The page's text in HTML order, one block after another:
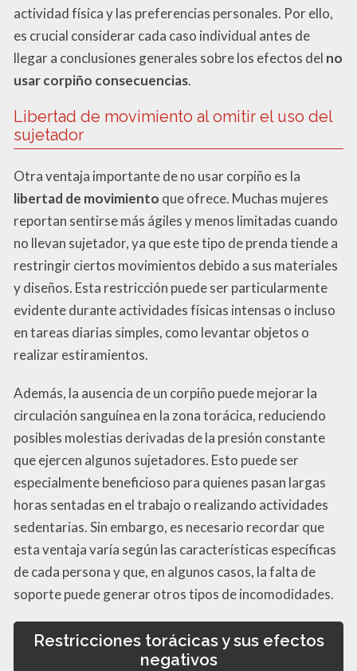
actividad física y las preferencias personales. Por ello,
es crucial considerar cada caso individual antes de
llegar a conclusiones generales sobre los efectos del no
usar corpiño consecuencias.
Libertad de movimiento al omitir el uso del
sujetador
Otra ventaja importante de no usar corpiño es la
libertad de movimiento que ofrece. Muchas mujeres
reportan sentirse más ágiles y menos limitadas cuando
no llevan sujetador, ya que este tipo de prenda tiende a
restringir ciertos movimientos debido a sus materiales
y diseños. Esta restricción puede ser particularmente
evidente durante actividades físicas intensas o incluso
en tareas diarias simples, como levantar objetos o
realizar estiramientos.
Además, la ausencia de un corpiño puede mejorar la
circulación sanguínea en la zona torácica, reduciendo
posibles molestias derivadas de la presión constante
que ejercen algunos sujetadores. Esto puede ser
especialmente beneficioso para quienes pasan largas
horas sentadas en el trabajo o realizando actividades
sedentarias. Sin embargo, es necesario recordar que
esta ventaja varía según las características específicas
de cada persona y que, en algunos casos, la falta de
soporte puede generar otros tipos de incomodidades.
Restricciones torácicas y sus efectos
negativos